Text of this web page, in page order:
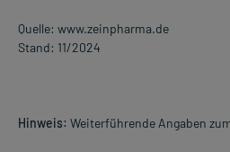
Quelle: www.zeinpharma.de
Stand: 11/2024
Hinweis: Weiterführende Angaben